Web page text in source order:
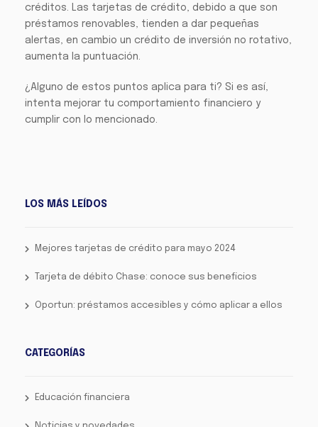
créditos. Las tarjetas de crédito, debido a que son
préstamos renovables, tienden a dar pequeñas
alertas, en cambio un crédito de inversión no rotativo,
aumenta la puntuación.
¿Alguno de estos puntos aplica para ti? Si es así,
intenta mejorar tu comportamiento financiero y
cumplir con lo mencionado.
LOS MÁS LEÍDOS
Mejores tarjetas de crédito para mayo 2024
Tarjeta de débito Chase: conoce sus beneficios
Oportun: préstamos accesibles y cómo aplicar a ellos
CATEGORÍAS
Educación financiera